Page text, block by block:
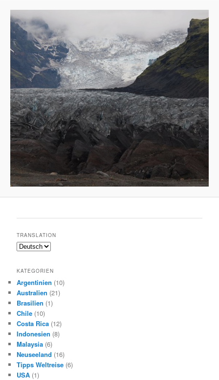
TRANSLATION
KATEGORIEN
Argentinien (10)
Australien (21)
Brasilien (1)
Chile (10)
Costa Rica (12)
Indonesien (8)
Malaysia (6)
Neuseeland (16)
Tipps Weltreise (6)
USA (1)